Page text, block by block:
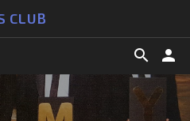
CLUB
person
search